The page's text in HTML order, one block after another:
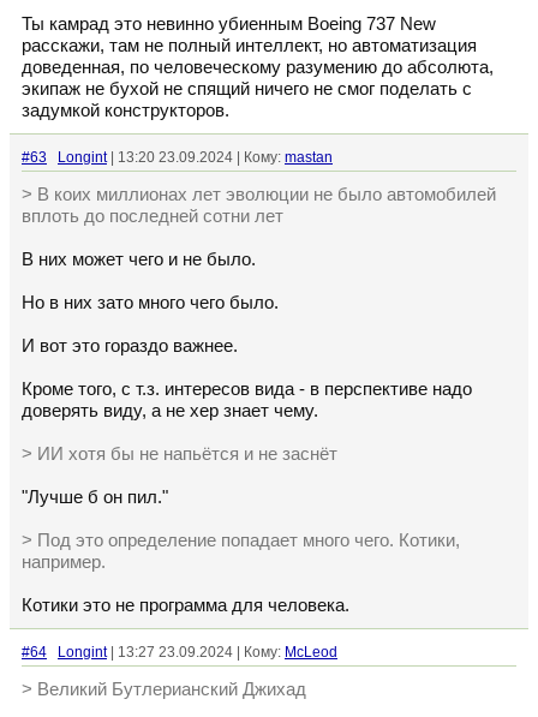
Ты камрад это невинно убиенным Boeing 737 New
расскажи, там не полный интеллект, но автоматизация
доведенная, по человеческому разумению до абсолюта,
экипаж не бухой не спящий ничего не смог поделать с
задумкой конструкторов.
#63 Longint| 13:20 23.09.2024 | Кому: mastan
> В коих миллионах лет эволюции не было автомобилей
вплоть до последней сотни лет
В них может чего и не было.
Но в них зато много чего было.
И вот это гораздо важнее.
Кроме того, с т.з. интересов вида - в перспективе надо
доверять виду, а не хер знает чему.
> ИИ хотя бы не напьётся и не заснёт
"Лучше б он пил."
> Под это определение попадает много чего. Котики,
например.
Котики это не программа для человека.
#64 Longint| 13:27 23.09.2024 | Кому: McLeod
> Великий Бутлерианский Джихад